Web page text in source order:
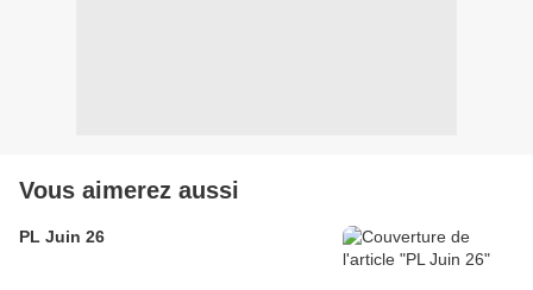
Vous aimerez aussi
PL Juin 26